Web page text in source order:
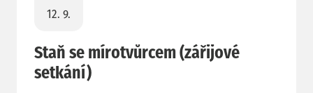
12. 9.
Staň se mírotvůrcem (zářijové
setkání)